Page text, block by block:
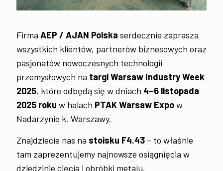
Firma AEP / AJAN Polska serdecznie zaprasza
wszystkich klientów, partnerów biznesowych oraz
pasjonatów nowoczesnych technologii
przemysłowych na targi Warsaw Industry Week
2025, które odbędą się w dniach 4–6 listopada
2025 roku w halach PTAK Warsaw Expow
Nadarzynie k. Warszawy.
Znajdziecie nas na stoisku F4.43 – to właśnie
tam zaprezentujemy najnowsze osiągnięcia w
dziedzinie cięcia i obróbki metalu.